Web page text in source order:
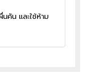
คัน และใช้ห้าม